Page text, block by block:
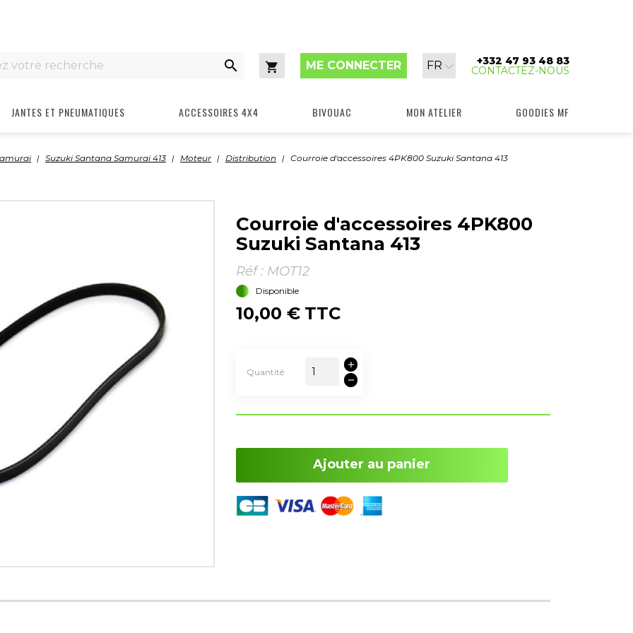

Panier
ME CONNECTER
Langue
:
FR +332 47 93 48 83
CONTACTEZ-NOUS
JANTES ET PNEUMATIQUES ACCESSOIRES 4X4 BIVOUAC MON ATELIER GOODIES MF
Suzuki Santana Samurai 413 Moteur Distribution Courroie d'accessoires 4PK800 Suzuki Santana 413
Courroie d'accessoires 4PK800
Suzuki Santana 413
Réf : MOT12
Disponible
10,00 € TTC
Quantité
Ajouter au panier